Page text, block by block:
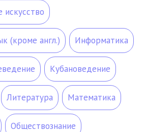
искусство
(кроме англ.) Информатика
Кубановедение
Литература Математика
Обществознание